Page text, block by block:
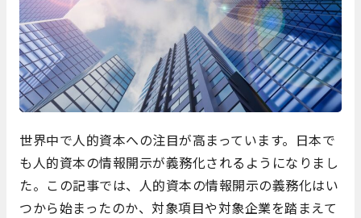
世界中で人的資本への注目が高まっています。日本で
も人的資本の情報開示が義務化されるようになりまし
た。この記事では、人的資本の情報開示の義務化はい
つから始まったのか、対象項目や対象企業を踏まえて